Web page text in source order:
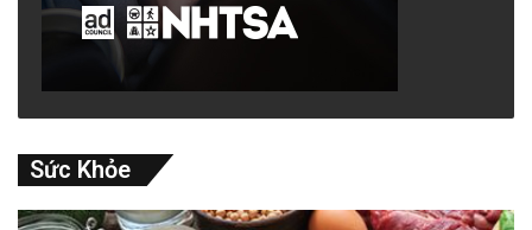
Sức Khỏe